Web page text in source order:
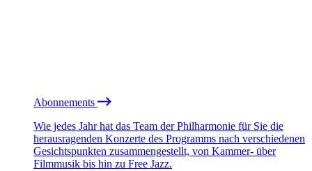
Abonnements
Wie jedes Jahr hat das Team der Philharmonie für Sie die
herausragenden Konzerte des Programms nach verschiedenen
Gesichtspunkten zusammengestellt, von Kammer- über
Filmmusik bis hin zu Free Jazz.